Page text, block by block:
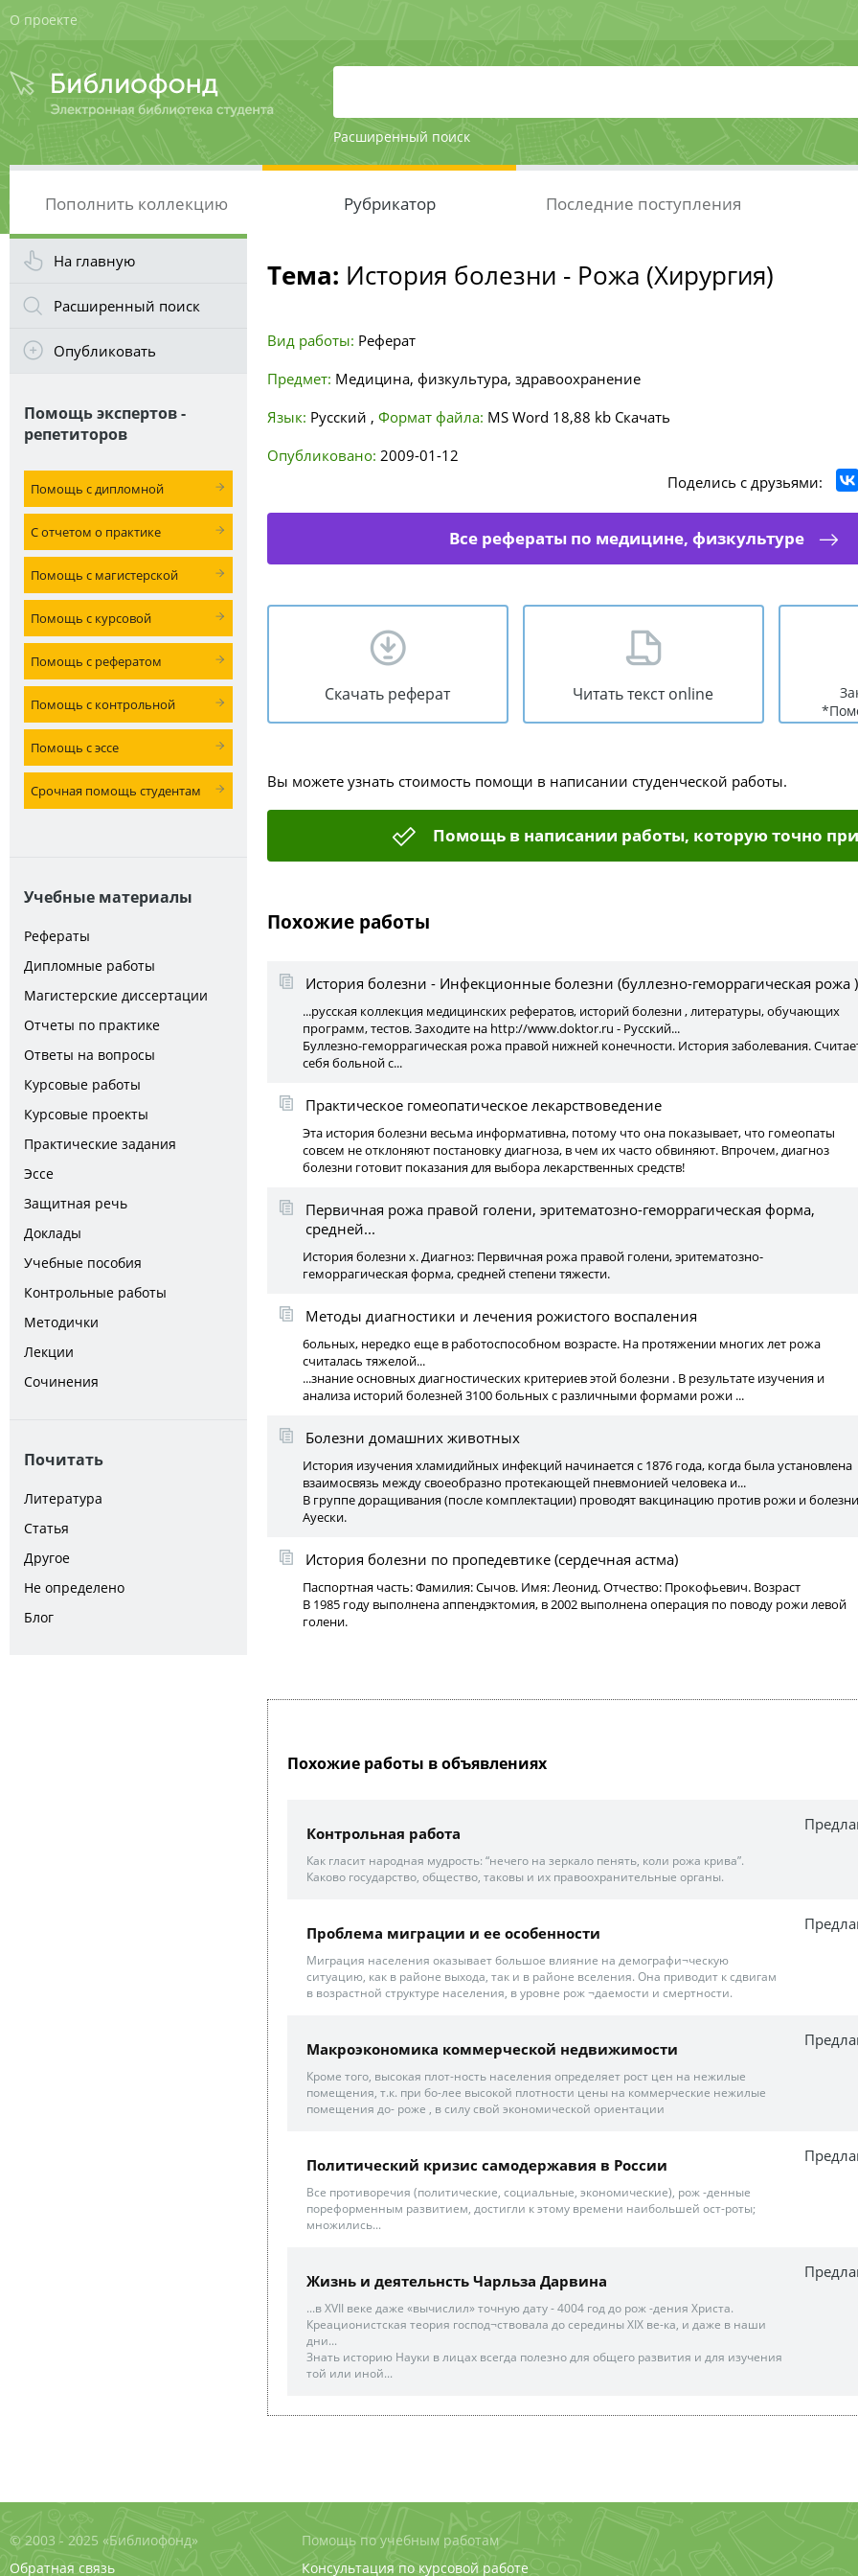
О проекте
Расширенный поиск
Пополнить коллекцию Рубрикатор Последние поступления
На главную
Расширенный поиск
Опубликовать
Помощь экспертов -
репетиторов
Помощь с дипломной
С отчетом о практике
Помощь с магистерской
Помощь с курсовой
Помощь с рефератом
Помощь с контрольной
Помощь с эссе
Срочная помощь студентам
Учебные материалы
Рефераты
Дипломные работы
Магистерские диссертации
Отчеты по практике
Ответы на вопросы
Курсовые работы
Курсовые проекты
Практические задания
Эссе
Защитная речь
Доклады
Учебные пособия
Контрольные работы
Методички
Лекции
Сочинения
Почитать
Литература
Статья
Другое
Не определено
Блог
Тема: История болезни - Рожа (Хирургия)
Вид работы: Реферат
Предмет: Медицина, физкультура, здравоохранение
Язык: Русский , Формат файла: MS Word 18,88 kb Скачать
Опубликовано: 2009-01-12
Поделись с друзьями:
Все рефераты по медицине, физкультуре
Скачать реферат Читать текст online
Вы можете узнать стоимость помощи в написании студенческой работы.
Помощь в написании работы, которую точно
Похожие работы
История болезни - Инфекционные болезни (буллезно-геморрагическая рожа )
...русская коллекция медицинских рефератов, историй болезни , литературы, обучающих
программ, тестов. Заходите на http://www.doktor.ru - Русский...
Буллезно-геморрагическая рожа правой нижней конечности. История заболевания.
себя больной с...
Практическое гомеопатическое лекарствоведение
Эта история болезни весьма информативна, потому что она показывает, что гомеопаты
совсем не отклоняют постановку диагноза, в чем их часто обвиняют. Впрочем, диагноз
болезни готовит показания для выбора лекарственных средств!
Первичная рожа правой голени, эритематозно-геморрагическая форма,
средней...
История болезни x. Диагноз: Первичная рожа правой голени, эритематозно-
геморрагическая форма, средней степени тяжести.
Методы диагностики и лечения рожистого воспаления
6ольных, нередко еще в работоспособном возрасте. На протяжении многих лет рожа
считалась тяжелой...
...знание основных диагностических критериев этой болезни . В результате изучения и
анализа историй болезней 3100 больных с различными формами рожи ...
Болезни домашних животных
История изучения хламидийных инфекций начинается с 1876 года, когда была установлена
взаимосвязь между своеобразно протекающей пневмонией человека и...
В группе доращивания (после комплектации) проводят вакцинацию против рожи и болезни
Ауески.
История болезни по пропедевтике (сердечная астма)
Паспортная часть: Фамилия: Сычов. Имя: Леонид. Отчество: Прокофьевич. Возраст
В 1985 году выполнена аппендэктомия, в 2002 выполнена операция по поводу рожи левой
голени.
Похожие работы в объявлениях
Контрольная работа
Как гласит народная мудрость: “нечего на зеркало пенять, коли рожа крива”.
Каково государство, общество, таковы и их правоохранительные органы.
Проблема миграции и ее особенности
Миграция населения оказывает большое влияние на демографи¬ческую
ситуацию, как в районе выхода, так и в районе вселения. Она приводит к сдвигам
в возрастной структуре населения, в уровне рож ¬даемости и смертности.
Макроэкономика коммерческой недвижимости
Кроме того, высокая плот-ность населения определяет рост цен на нежилые
помещения, т.к. при бо-лее высокой плотности цены на коммерческие нежилые
помещения до- роже , в силу свой экономической ориентации
Политический кризис самодержавия в России
Все противоречия (политические, социальные, экономические), рож -денные
пореформенным развитием, достигли к этому времени наибольшей ост-роты;
множились...
Жизнь и деятельнсть Чарльза Дарвина
...в XVII веке даже «вычислил» точную дату - 4004 год до рож -дения Христа.
Креационистская теория господ¬ствовала до середины XIX ве-ка, и даже в наши
дни...
Знать историю Науки в лицах всегда полезно для общего развития и для изучения
той или иной...
© 2003 - 2025 «Библиофонд»
Обратная связь
Помощь по учебным работам
Консультация по курсовой работе